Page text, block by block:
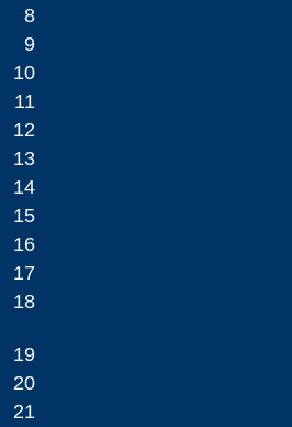
8
9
10
11
12
13
14
15
16
17
18
19
20
21